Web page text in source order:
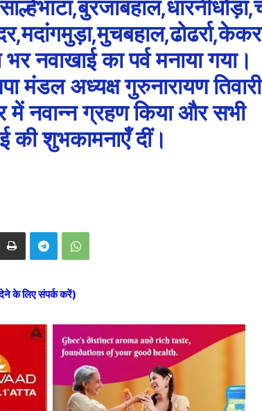
नवाखाई का पर्व मनाया गया।
मंडल अध्यक्ष गुरुनारायण तिवारी
में नवान्न ग्रहण किया और सभी
की शुभकामनाएँ दीं।
देने के लिए संपर्क करें)